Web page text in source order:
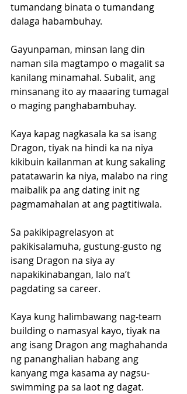
tumandang binata o tumandang
dalaga habambuhay.
Gayunpaman, minsan lang din
naman sila magtampo o magalit sa
kanilang minamahal. Subalit, ang
minsanang ito ay maaaring tumagal
o maging panghabambuhay.
Kaya kapag nagkasala ka sa isang
Dragon, tiyak na hindi ka na niya
kikibuin kailanman at kung sakaling
patatawarin ka niya, malabo na ring
maibalik pa ang dating init ng
pagmamahalan at ang pagtitiwala.
Sa pakikipagrelasyon at
pakikisalamuha, gustung-gusto ng
isang Dragon na siya ay
napakikinabangan, lalo na’t
pagdating sa career.
Kaya kung halimbawang nag-team
building o namasyal kayo, tiyak na
ang isang Dragon ang maghahanda
ng pananghalian habang ang
kanyang mga kasama ay nagsu-
swimming pa sa laot ng dagat.